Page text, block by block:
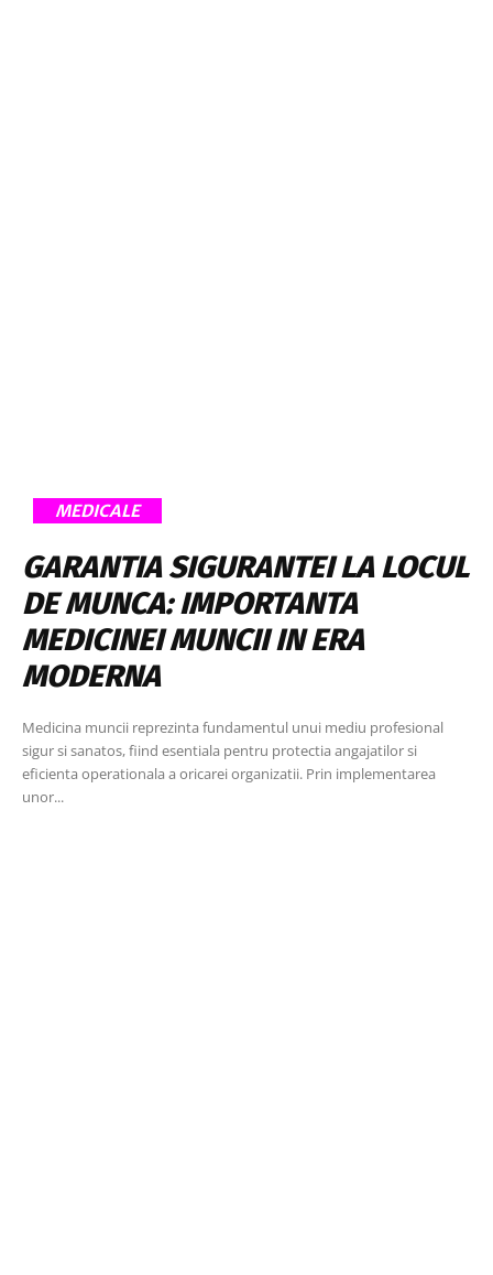
MEDICALE
GARANTIA SIGURANTEI LA LOCUL
DE MUNCA: IMPORTANTA
MEDICINEI MUNCII IN ERA
MODERNA
Medicina muncii reprezinta fundamentul unui mediu profesional
sigur si sanatos, fiind esentiala pentru protectia angajatilor si
eficienta operationala a oricarei organizatii. Prin implementarea
unor...